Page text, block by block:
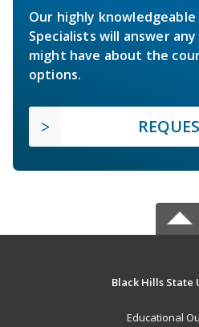
Our highly
Specialists will answer
might have about the
options.
Black Hills State
Educational